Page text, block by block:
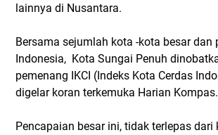
lainnya di Nusantara.
Bersama sejumlah kota -kota besar dan
Indonesia, Kota Sungai Penuh
pemenang IKCI (Indeks Kota Cerdas
digelar koran terkemuka Harian Kompas.
Pencapaian besar ini, tidak terlepas dari